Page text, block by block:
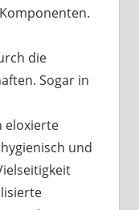
die
Sogar in
eloxierte
und